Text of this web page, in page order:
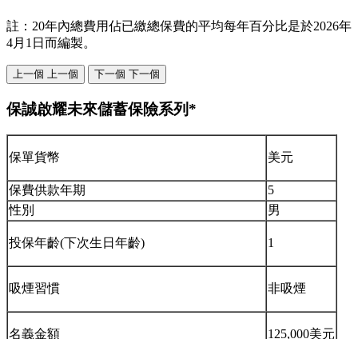
註：20年內總費用佔已繳總保費的平均每年百分比是於2026年
4月1日而編製。
上一個 上一個 下一個 下一個
保誠啟耀未來儲蓄保險系列*
保單貨幣 美元
保費供款年期
5
性別
男
投保年齡(下次生日年齡) 1
吸煙習慣 非吸煙
名義金額 125,000美元